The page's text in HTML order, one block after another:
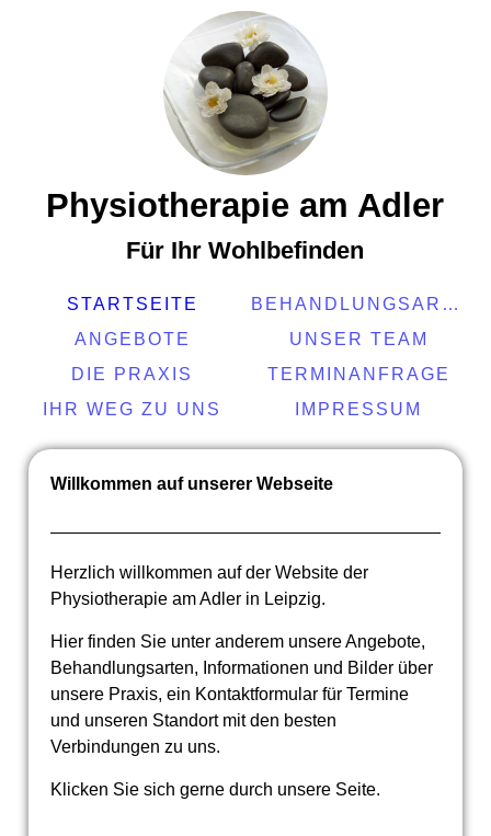
Physiotherapie am Adler
Für Ihr Wohlbefinden
STARTSEITE
BEHANDLUNGSARTEN
ANGEBOTE
UNSER TEAM
DIE PRAXIS
TERMINANFRAGE
IHR WEG ZU UNS
IMPRESSUM
Willkommen auf unserer Webseite
Herzlich willkommen auf der Website der
Physiotherapie am Adler in Leipzig.
Hier finden Sie unter anderem unsere Angebote,
Behandlungsarten, Informationen und Bilder über
unsere Praxis, ein Kontaktformular für Termine
und unseren Standort mit den besten
Verbindungen zu uns.
Klicken Sie sich gerne durch unsere Seite.